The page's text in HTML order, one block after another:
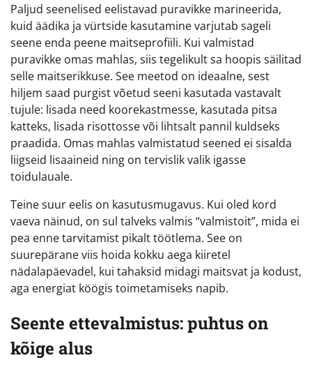
Paljud seenelised eelistavad puravikke marineerida,
kuid äädika ja vürtside kasutamine varjutab sageli
seene enda peene maitseprofiili. Kui valmistad
puravikke omas mahlas, siis tegelikult sa hoopis säilitad
selle maitserikkuse. See meetod on ideaalne, sest
hiljem saad purgist võetud seeni kasutada vastavalt
tujule: lisada need koorekastmesse, kasutada pitsa
katteks, lisada risottosse või lihtsalt pannil kuldseks
praadida. Omas mahlas valmistatud seened ei sisalda
liigseid lisaaineid ning on tervislik valik igasse
toidulauale.
Teine suur eelis on kasutusmugavus. Kui oled kord
vaeva näinud, on sul talveks valmis “valmistoit”, mida ei
pea enne tarvitamist pikalt töötlema. See on
suurepärane viis hoida kokku aega kiiretel
nädalapäevadel, kui tahaksid midagi maitsvat ja kodust,
aga energiat köögis toimetamiseks napib.
Seente ettevalmistus: puhtus on
kõige alus